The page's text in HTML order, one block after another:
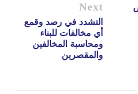
Next
التشدد في رصد وقمع
أي مخالفات للبناء
ومحاسبة المخالفين
والمقصرين